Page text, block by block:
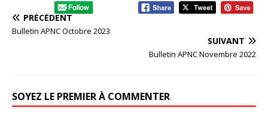
PRÉCÉDENT
Bulletin APNC Octobre 2023
SUIVANT
Bulletin APNC Novembre 2022
SOYEZ LE PREMIER À COMMENTER